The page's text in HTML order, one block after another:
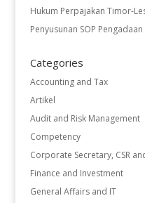
Hukum Perpajakan Timor-
Penyusunan SOP
Categories
Accounting and Tax
Artikel
Audit and Risk Management
Competency
Corporate Secretary, CSR
Finance and Investment
General Affairs and IT